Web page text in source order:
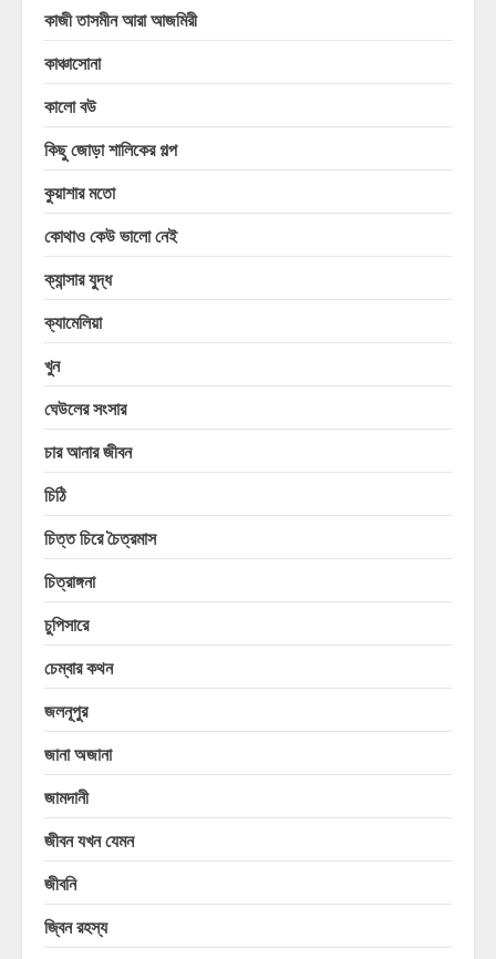
কাজী তাসমীন আরা আজমিরী
কাঞ্চাসোনা
কালো বউ
কিছু জোড়া শালিকের গল্প
কুয়াশার মতো
কোথাও কেউ ভালো নেই
ক্যান্সার যুদ্ধ
ক্যামেলিয়া
খুন
ঘেউলের সংসার
চার আনার জীবন
চিঠি
চিত্ত চিরে চৈত্রমাস
চিত্রাঙ্গনা
চুপিসারে
চেম্বার কথন
জলনূপুর
জানা অজানা
জামদানী
জীবন যখন যেমন
জীবনি
জ্বিন রহস্য